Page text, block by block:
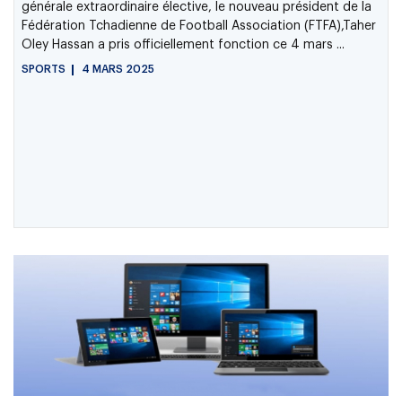
générale extraordinaire élective, le nouveau président de la
Fédération Tchadienne de Football Association (FTFA),Taher
Oley Hassan a pris officiellement fonction ce 4 mars ...
SPORTS 4 MARS 2025